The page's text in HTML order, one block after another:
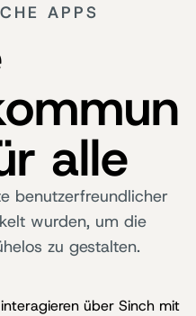
APPS
alle
benutzerfreundlicher
wurden, um die
zu gestalten.
über Sinch mit